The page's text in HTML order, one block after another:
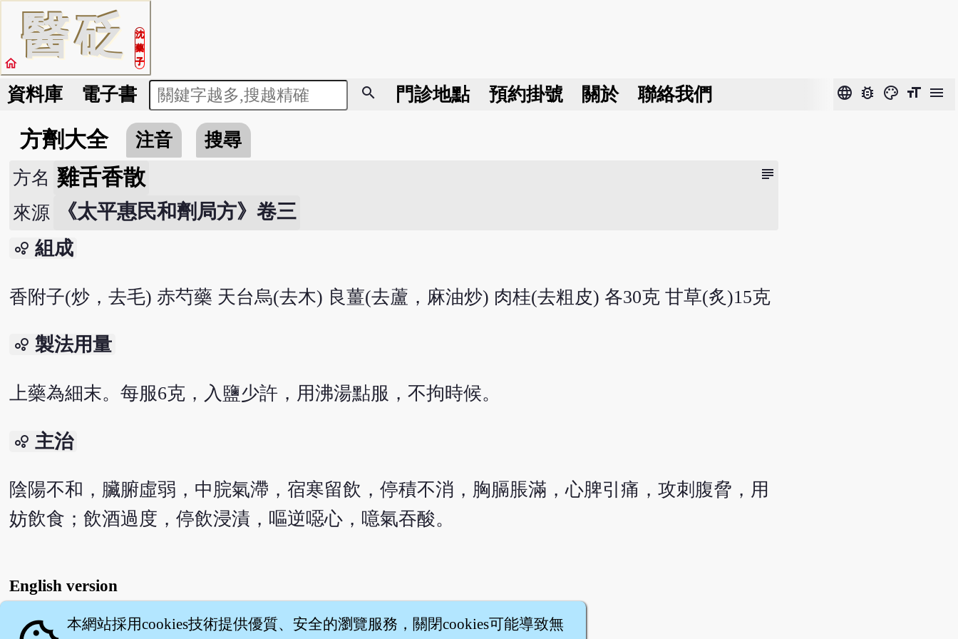
醫砭
沈
藥
子
home
資料庫 電子書 search 門診地點 預約掛號 關於 聯絡我們 language bug_report color_lens format_size menu
方劑大全 注音 搜尋
subject
方名 雞舌香散
來源 《太平惠民和劑局方》卷三
bubble_chart 組成
香附子(炒，去毛) 赤芍藥 天台烏(去木) 良薑(去蘆，麻油炒) 肉桂(去粗皮) 各30克 甘草(炙)15克
bubble_chart 製法用量
上藥為細末。每服6克，入鹽少許，用沸湯點服，不拘時候。
bubble_chart 主治
陰陽不和，臟腑虛弱，中脘氣滯，宿寒留飲，停積不消，胸膈脹滿，心脾引痛，攻刺腹脅，用
妨飲食；飲酒過度，停飲浸漬，嘔逆噁心，噫氣吞酸。
English version
本網站採用cookies技術提供優質、安全的瀏覽服務，關閉cookies可能導致無